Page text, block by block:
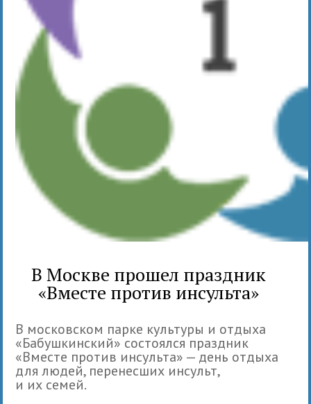
В Москве прошел праздник
«Вместе против инсульта»
В московском парке культуры и отдыха
«Бабушкинский» состоялся праздник
«Вместе против инсульта» — день отдыха
для людей, перенесших инсульт,
и их семей.